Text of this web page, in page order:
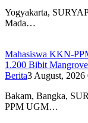
Yogyakarta,
Mada…
Mahasiswa KKN-
1.200 Bibit
Berita3 August,
Bakam, Bangka,
PPM UGM…